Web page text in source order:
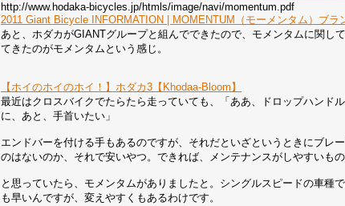
http://www.hodaka-bicycles.jp/htmls/image/navi/momentum.pdf
2011 Giant Bicycle INFORMATION | MOMENTUM（モーメンタム）ブラ
あと、ホダカがGIANTグループと組んでできたので、モメンタムに関
てきたのがモメンタムという感じ。
【ホイのホイのホイ！】ホダカ3【Khodaa-Bloom】
最近はクロスバイクでたらたら走っていても、「ああ、ドロップハンド
に、あと、手首いたい」
エンドバーを付ける手もあるのですが、それだといざというときにブレ
のはないのか、それで安いやつ。できれば、メンテナンスがしやすいもの
と思っていたら、モメンタムがありましたと。シングルスピードの車種
も早いんですが、変えやすくもあるわけです。